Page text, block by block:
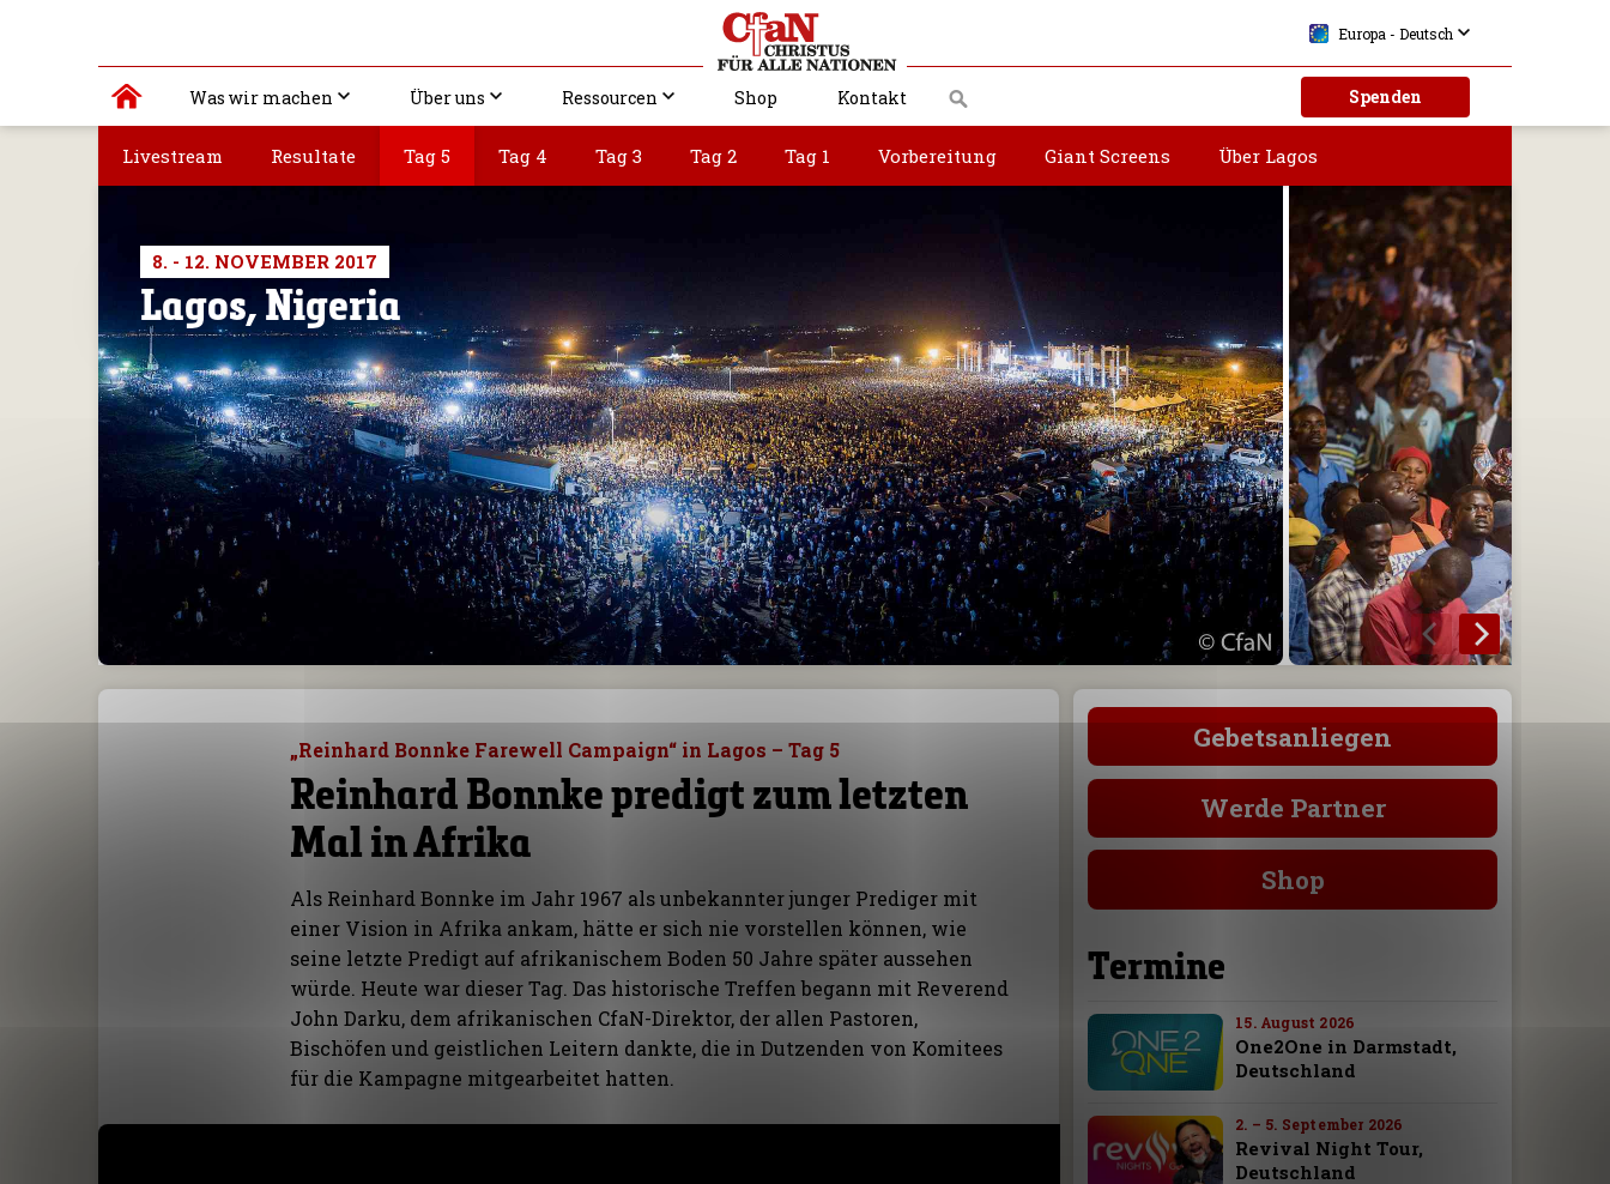
Was wir machen Über uns Ressourcen Shop Kontakt Spenden
Europa - Deutsch
Livestream Resultate Tag 5 Tag 4 Tag 3 Tag 2 Tag 1 Vorbereitung Giant Screens Über Lagos
8. - 12. NOVEMBER 2017
Lagos, Nigeria
„Reinhard Bonnke Farewell Campaign“ in Lagos – Tag 5
Reinhard Bonnke predigt zum letzten
Mal in Afrika
Als Reinhard Bonnke im Jahr 1967 als unbekannter junger Prediger mit
einer Vision in Afrika ankam, hätte er sich nie vorstellen können, wie
seine letzte Predigt auf afrikanischem Boden 50 Jahre später aussehen
würde. Heute war dieser Tag. Das historische Treffen begann mit Reverend
John Darku, dem afrikanischen CfaN-Direktor, der allen Pastoren,
Bischöfen und geistlichen Leitern dankte, die in Dutzenden von Komitees
für die Kampagne mitgearbeitet hatten.
Gebetsanliegen
Werde Partner
Shop
Termine
15. August 2026
One2One in Darmstadt,
Deutschland
2. – 5. September 2026
Revival Night Tour,
Deutschland